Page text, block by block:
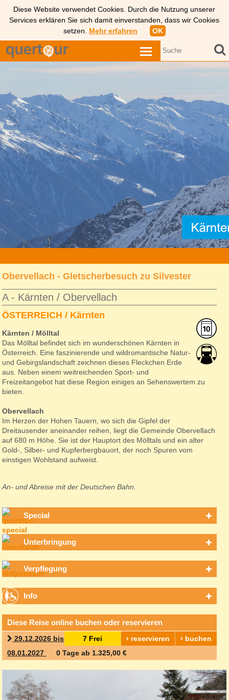
Diese Website verwendet Cookies. Durch die Nutzung unserer
Services erklären Sie sich damit einverstanden, dass wir Cookies
setzen. Mehr erfahren OK
Obervellach - Gletscherbesuch zu Silvester
A - Kärnten / Obervellach
ÖSTERREICH / Kärnten
Kärnten / Mölltal
Das Mölltal befindet sich im wunderschönen Kärnten in
Österreich. Eine faszinierende und wildromantische Natur-
und Gebirgslandschaft zeichnen dieses Fleckchen Erde
aus. Neben einem weitreichenden Sport- und
Freizeitangebot hat diese Region einiges an Sehenswertem zu
bieten.
Obervellach
Im Herzen der Hohen Tauern, wo sich die Gipfel der
Dreitausender aneinander reihen, liegt die Gemeinde Obervellach
auf 680 m Höhe. Sie ist der Hauptort des Mölltals und ein alter
Gold-, Silber- und Kupferbergbauort, der noch Spuren vom
einstigen Wohlstand aufweist.
An- und Abreise mit der Deutschen Bahn.
Special
Unterbringung
Verpflegung
Info
Diese Reise online buchen oder reservieren
buchen
reservieren
7 Frei
29.12.2026 bis
08.01.2027
0 Tage ab 1.325,00 €